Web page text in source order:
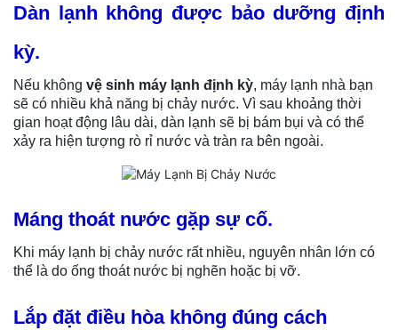
Dàn lạnh không được bảo dưỡng định
kỳ.
Nếu không vệ sinh máy lạnh định kỳ, máy lạnh nhà bạn
sẽ có nhiều khả năng bị chảy nước. Vì sau khoảng thời
gian hoạt động lâu dài, dàn lạnh sẽ bị bám bụi và có thể
xảy ra hiện tượng rò rỉ nước và tràn ra bên ngoài.
Máng thoát nước gặp sự cố.
Khi máy lạnh bị chảy nước rất nhiều, nguyên nhân lớn có
thể là do ống thoát nước bị nghẽn hoặc bị vỡ.
Lắp đặt điều hòa không đúng cách